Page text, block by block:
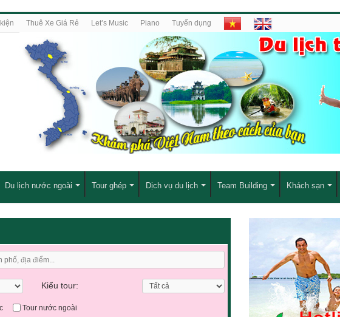
Thuê Xe Giá Rẻ Let’s Music Piano Tuyển dụng
Du lịch nước ngoài Tour ghép Dịch vụ du lịch Team Building Khách sạn
Kiểu tour:
Tour nước ngoài